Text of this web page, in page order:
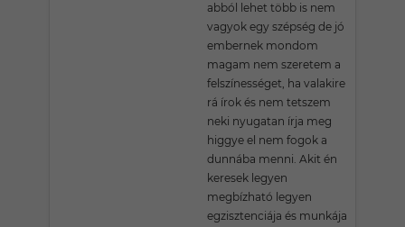
abból lehet több is nem
vagyok egy szépség de jó
embernek mondom
magam nem szeretem a
felszínességet, ha valakire
rá írok és nem tetszem
neki nyugatan írja meg
higgye el nem fogok a
dunnába menni. Akit én
keresek legyen
megbízható legyen
egzisztenciája és munkája